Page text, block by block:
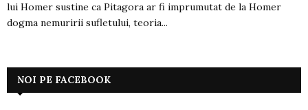
lui Homer sustine ca Pitagora ar fi imprumutat de la Homer
dogma nemuririi sufletului, teoria...
NOI PE FACEBOOK